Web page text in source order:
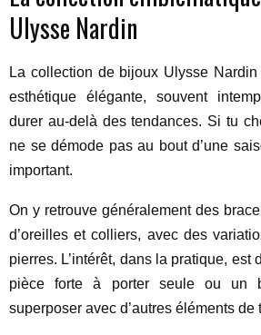
Ulysse Nardin
La collection de bijoux Ulysse
esthétique élégante, souvent
durer au-delà des tendances. Si tu
ne se démode pas au bout d’une
important.
On y retrouve généralement des
d’oreilles et colliers, avec des
pierres. L’intérêt, dans la pratique, est
pièce forte à porter seule ou un
superposer avec d’autres éléments de